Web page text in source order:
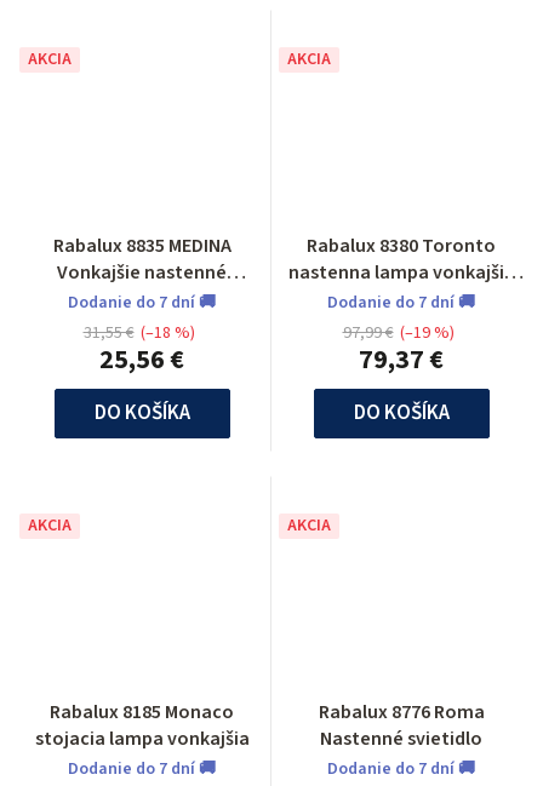
AKCIA
Rabalux 8835 MEDINA
Vonkajšie nastenné
svietidlo so senzorom
Dodanie do 7 dní 🚚
25,56 €
31,55 € (–18 %)
DO KOŠÍKA
AKCIA
Rabalux 8380 Toronto
nastenna lampa vonkajšia
so senzorom
Dodanie do 7 dní 🚚
79,37 €
97,99 € (–19 %)
DO KOŠÍKA
AKCIA
Rabalux 8185 Monaco
stojacia lampa vonkajšia
Dodanie do 7 dní 🚚
AKCIA
Rabalux 8776 Roma
Nastenné svietidlo
Dodanie do 7 dní 🚚